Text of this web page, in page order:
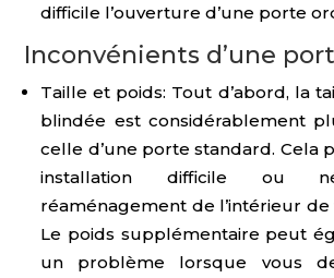
difficile l’ouverture d’une porte
Inconvénients d’une
Taille et poids: Tout d’abord, la
blindée est considérablement
celle d’une porte standard. Cela
installation difficile ou
réaménagement de l’intérieur
Le poids supplémentaire peut
un problème lorsque vous